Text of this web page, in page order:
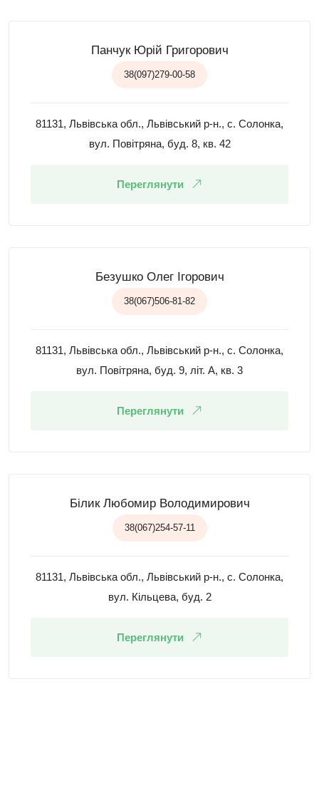
Панчук Юрій Григорович
38(097)279-00-58
81131, Львівська обл., Львівський р-н., с. Солонка,
вул. Повітряна, буд. 8, кв. 42
Переглянути
Безушко Олег Ігорович
38(067)506-81-82
81131, Львівська обл., Львівський р-н., с. Солонка,
вул. Повітряна, буд. 9, літ. А, кв. 3
Переглянути
Білик Любомир Володимирович
38(067)254-57-11
81131, Львівська обл., Львівський р-н., с. Солонка,
вул. Кільцева, буд. 2
Переглянути